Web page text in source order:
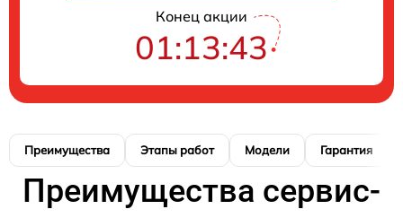
Конец акции
01:13:42
Преимущества Этапы работ Модели Гарантия
Преимущества сервис-